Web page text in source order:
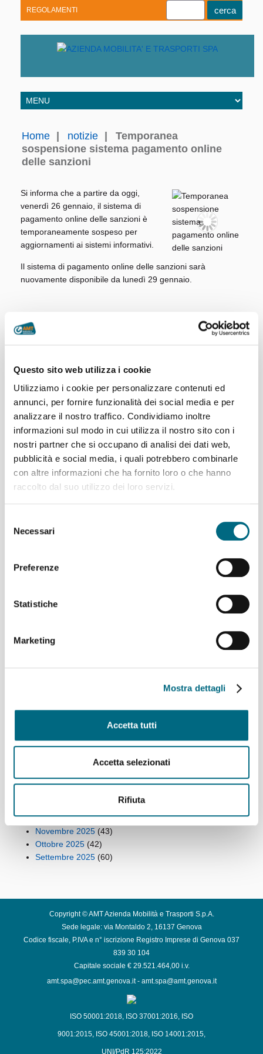
Questo sito web utilizza i cookie
Utilizziamo i cookie per personalizzare contenuti ed
annunci, per fornire funzionalità dei social media e per
analizzare il nostro traffico. Condividiamo inoltre
informazioni sul modo in cui utilizza il nostro sito con i
nostri partner che si occupano di analisi dei dati web,
pubblicità e social media, i quali potrebbero combinarle
con altre informazioni che ha fornito loro o che hanno
raccolto dal suo utilizzo dei loro servizi.
delNecessari
Preferenze
Statistiche
Marketing
Mostra dettagli
Accetta tutti
Accetta selezionati
Rifiuta
REGOLAMENTI
Home notizie
Temporanea
sospensione sistema pagamento online
delle sanzioni
Si informa che a partire da oggi,
venerdì 26 gennaio, il sistema di
pagamento online delle sanzioni è
temporaneamente sospeso per
aggiornamenti ai sistemi informativi.
Il sistema di pagamento online delle sanzioni sarà
nuovamente disponibile da lunedì 29 gennaio.
Linee AMT per l’incontro di calcio Genoa – Deportivo La
Linee 725, 726, 925, 926 e 927 – Variazioni ai percorsi
sabato 8 e domenica 9 agosto
Linea 825 – Da giovedì 6 agosto servizio regolare
Giugno 2026(46)
(43)
Marzo 2026(50)
Dicembre 2025(42)
Novembre 2025 (43)
Ottobre 2025 (42)
Settembre 2025 (60)
Copyright © AMT Azienda Mobilità e Trasporti S.p.A.
Sede legale: via Montaldo 2, 16137 Genova
Codice fiscale, P.IVA e n° iscrizione Registro Imprese di Genova 037
839 30 104
Capitale sociale € 29.521.464,00 i.v.
amt.spa@pec.amt.genova.it- amt.spa@amt.genova.it
ISO 50001:2018, ISO 37001:2016, ISO
9001:2015, ISO 45001:2018, ISO 14001:2015,
UNI/PdR 125:2022